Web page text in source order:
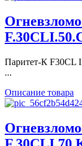
Паритет-К F30CL
...
Описание товара